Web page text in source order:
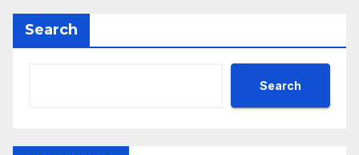
социални проекти
Search
Search